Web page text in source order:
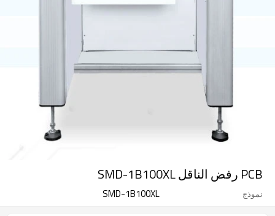
PCB رفض الناقل SMD-1B100XL
نموذج SMD-1B100XL